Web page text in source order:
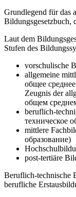
Grundlegend für das
Bildungsgesetzbuch,
Laut dem
Stufen des
vorschulische
allgemeine
общее
Zeugnis der
общем
beruflich-
техническое
mittlere
образование)
post-tertiäre
Beruflich-technische
berufliche